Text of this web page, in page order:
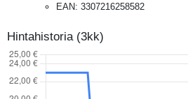
EAN: 3307216258582
Hintahistoria (3kk)